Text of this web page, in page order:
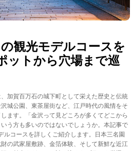
光モデルコースを
ットから穴場まで巡
、加賀百万石の城下町として栄えた歴史と伝統
城公園 、東茶屋街など、江戸時代の風情をそ
ます。「金沢って見どころが多くてどこから
う方も多いのではないでしょうか。本記事で
コースを詳しくご紹介します。日本三名園
の武家屋敷跡、金箔体験、そして新鮮な近江